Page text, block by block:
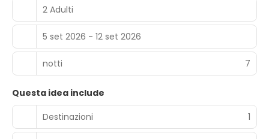
2 Adulti
5 set 2026 - 12 set 2026
notti 7
Questa idea include
Destinazioni
1